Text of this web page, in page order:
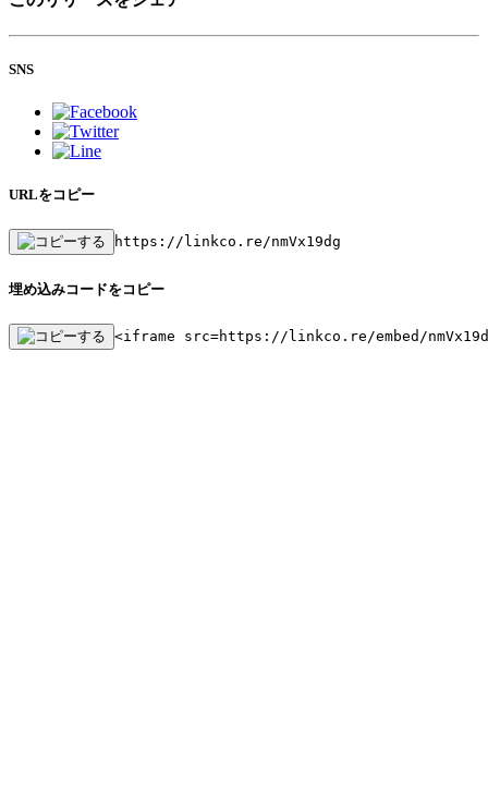
SNS
URLをコピー
https://linkco.re/nmVx19dg
埋め込みコードをコピー
<iframe src=https://linkco.re/embed/